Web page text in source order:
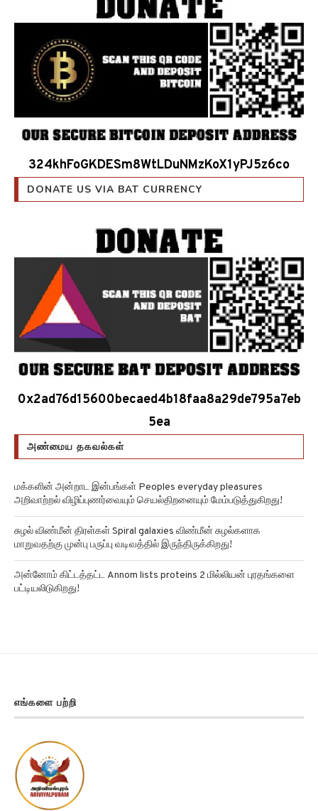
324khFoGKDESm8WtLDuNMzKoX1yPJ5z6co
DONATE US VIA BAT CURRENCY
0x2ad76d15600becaed4b18faa8a29de795a7eb
அண்மைய தகவல்கள்
அறிவாற்றல் விழிப்புணர்வையும் செயல்திறனையும் மேம்படுத்துகிறது!
சுழல் விண்மீன் திரள்கள் Spiral galaxies விண்மீன் சுழல்களாக
மாறுவதற்கு முன்பு பருப்பு வடிவத்தில் இருந்திருக்கிறது!
அன்னோம் கிட்டத்தட்ட Annom lists proteins 2 மில்லியன் புரதங்களை
பட்டியலிடுகிறது!